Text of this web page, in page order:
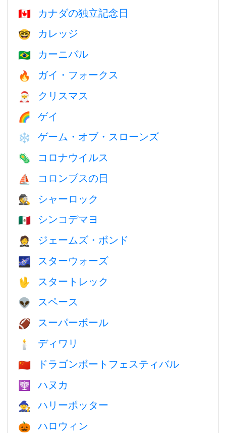
🇨🇦 カナダの独立記念日
🤓 カレッジ
🇧🇷 カーニバル
🔥 ガイ・フォークス
🎅 クリスマス
🌈 ゲイ
❄️ ゲーム・オブ・スローンズ
🦠 コロナウイルス
⛵️ コロンブスの日
🕵️ シャーロック
🇲🇽 シンコデマヨ
🤵 ジェームズ・ボンド
🌌 スターウォーズ
🖖 スタートレック
👽 スペース
🏈 スーパーボール
🕯 ディワリ
🇨🇳 ドラゴンボートフェスティバル
🕎 ハヌカ
🧙 ハリーポッター
🎃 ハロウィン